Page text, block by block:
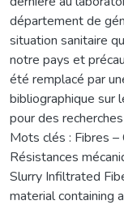
département de
situation sanitaire
notre pays et
été remplacé par
bibliographique sur
pour des
Mots clés : Fibres –
Résistances
Slurry Infiltrated
material containing